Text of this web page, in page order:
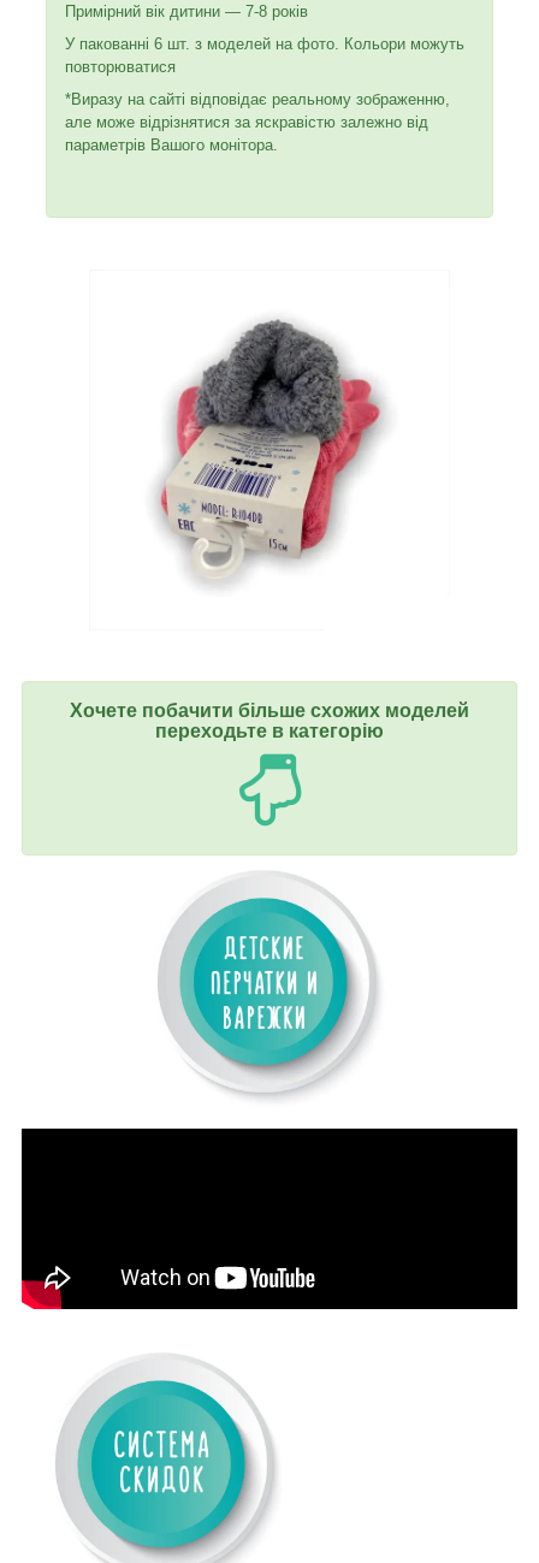
Примірний вік дитини — 7-8 років
У пакованні 6 шт. з моделей на фото. Кольори можуть
повторюватися
*Виразу на сайті відповідає реальному зображенню,
але може відрізнятися за яскравістю залежно від
параметрів Вашого монітора.
Хочете побачити більше схожих моделей
переходьте в категорію